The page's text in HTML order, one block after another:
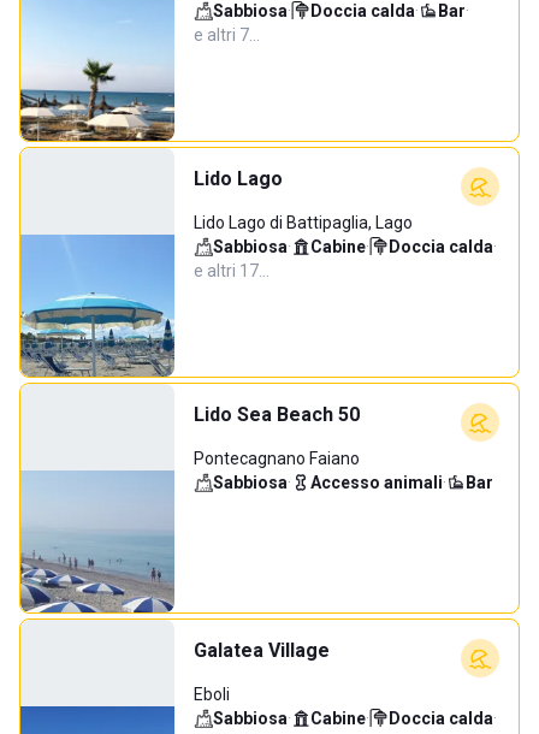
Sabbiosa· Doccia calda· Bar·
e altri 7…
Lido Lago
Lido Lago di Battipaglia, Lago
Sabbiosa· Cabine· Doccia calda·
e altri 17…
Lido Sea Beach 50
Pontecagnano Faiano
Sabbiosa· Accesso animali· Bar
Galatea Village
Eboli
Sabbiosa· Cabine· Doccia calda·